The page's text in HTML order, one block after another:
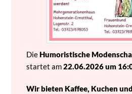
DieHumoristische
startet am22.06.2026 um
Wir bieten Kaffee, Kuchen